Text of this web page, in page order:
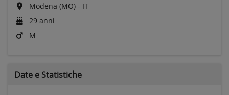
Modena (MO) - IT
29 anni
M
Date e Statistiche